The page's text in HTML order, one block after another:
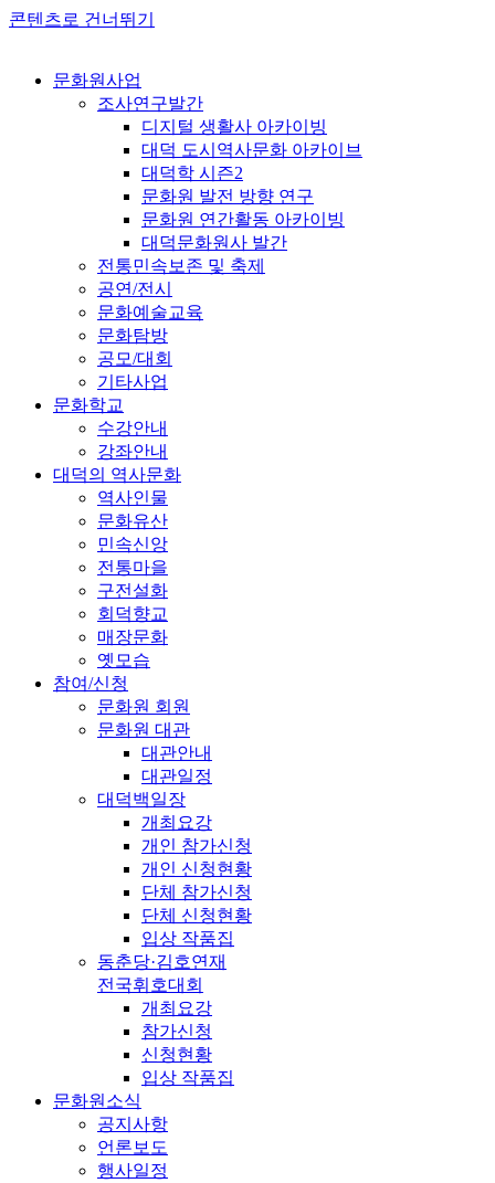
콘텐츠로 건너뛰기
문화원사업
조사연구발간
디지털 생활사 아카이빙
대덕 도시역사문화 아카이브
대덕학 시즌2
문화원 발전 방향 연구
문화원 연간활동 아카이빙
대덕문화원사 발간
전통민속보존 및 축제
공연/전시
문화예술교육
문화탐방
공모/대회
기타사업
문화학교
수강안내
강좌안내
대덕의 역사문화
역사인물
문화유산
민속신앙
전통마을
구전설화
회덕향교
매장문화
옛모습
참여/신청
문화원 회원
문화원 대관
대관안내
대관일정
대덕백일장
개최요강
개인 참가신청
개인 신청현황
단체 참가신청
단체 신청현황
입상 작품집
동춘당·김호연재
전국휘호대회
개최요강
참가신청
신청현황
입상 작품집
문화원소식
공지사항
언론보도
행사일정